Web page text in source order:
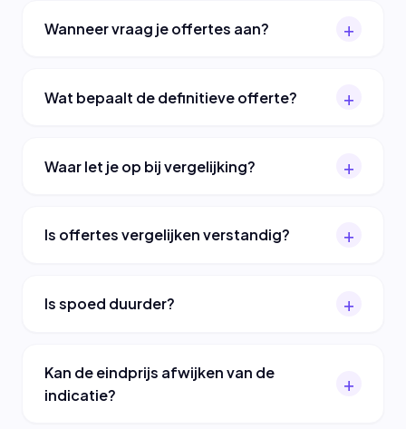
Wanneer vraag je offertes aan?
Wat bepaalt de definitieve offerte?
Waar let je op bij vergelijking?
Is offertes vergelijken verstandig?
Is spoed duurder?
Kan de eindprijs afwijken van de
indicatie?